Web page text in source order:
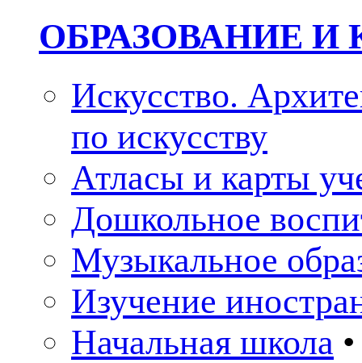
ОБРАЗОВАНИЕ И
Искусство.
по искусству
Атласы и карты
Дошкольное
Музыкальное
Изучение
Начальная школа •